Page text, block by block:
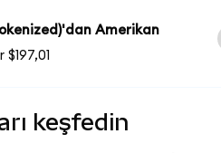
Amerikan
keşfedin